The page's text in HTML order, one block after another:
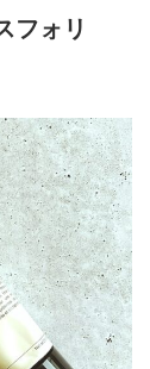
フォリ